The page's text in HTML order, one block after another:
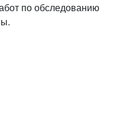
по обследованию